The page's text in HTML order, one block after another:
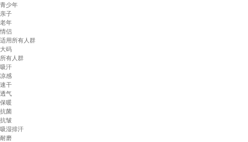
青少年
亲子
老年
情侣
适用所有人群
大码
所有人群
吸汗
凉感
速干
透气
保暖
抗菌
抗皱
吸湿排汗
耐磨